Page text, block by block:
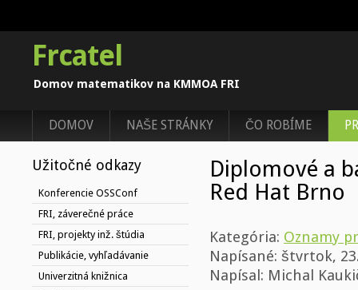
Frcatel
Domov matematikov na KMMOA FRI
DOMOV NAŠE STRÁNKY ČO ROBÍME
Užitočné odkazy
Konferencie OSSConf
FRI, záverečné práce
FRI, projekty inž. štúdia
Publikácie, vyhľadávanie
Univerzitná knižnica
Diplomové a
Red Hat Brno
Kategória: Oznamy
Napísané: štvrtok,
Napísal: Michal